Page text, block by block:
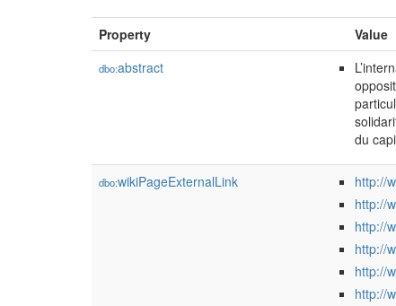
Property Value
dbo:abstract
du
dbo:wikiPageExternalLink
http://
http://
http://
http://
http://
http://